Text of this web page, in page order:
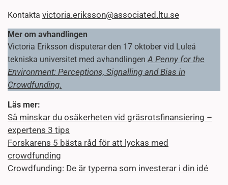
Kontakta victoria.eriksson@associated.ltu.se
Mer om avhandlingen
Victoria Eriksson disputerar den 17 oktober vid Luleå
tekniska universitet med avhandlingenA Penny for the
Environment: Perceptions, Signalling and Bias in
Crowdfunding.
Läs mer:
Så minskar du osäkerheten vid gräsrotsfinansiering –
expertens 3 tips
Forskarens 5 bästa råd för att lyckas med
crowdfunding
Crowdfunding: De är typerna som investerar i din idé